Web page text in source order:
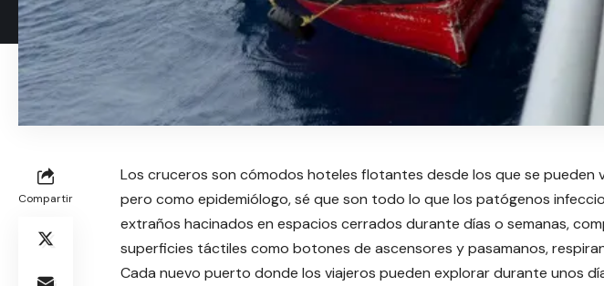
Compartir
Los cruceros son cómodos hoteles flotantes desde los que se pueden
pero como epidemiólogo, sé que son todo lo que los patógenos
extraños hacinados en espacios cerrados durante días o semanas,
superficies táctiles como botones de ascensores y pasamanos,
Cada nuevo puerto donde los viajeros pueden explorar durante unos